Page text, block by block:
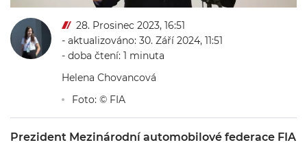
28. Prosinec 2023, 16:51
- aktualizováno: 30. Září 2024, 11:51
- doba čtení: 1 minuta
Helena Chovancová
Foto: © FIA
Prezident Mezinárodní automobilové federace FIA